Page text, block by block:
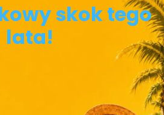
skok tego
lata!